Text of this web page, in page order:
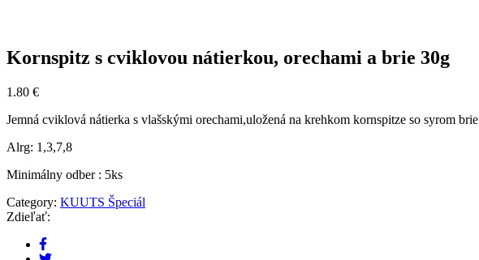
Kornspitz s cviklovou nátierkou, orechami a brie 30g
1.80 €
Jemná cviklová nátierka s vlašskými orechami,uložená na krehkom kornspitze so syrom brie
Alrg: 1,3,7,8
Minimálny odber : 5ks
Category: KUUTS Špeciál
Zdieľať: